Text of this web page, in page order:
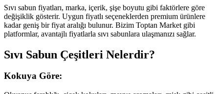
Sıvı sabun fiyatları, marka, içerik, şişe boyutu gibi faktörlere göre
değişiklik gösterir. Uygun fiyatlı seçeneklerden premium ürünlere
kadar geniş bir fiyat aralığı bulunur. Bizim Toptan Market gibi
platformlar, avantajlı fiyatlarla sıvı sabunlara ulaşmanızı sağlar.
Sıvı Sabun Çeşitleri Nelerdir?
Kokuya Göre: